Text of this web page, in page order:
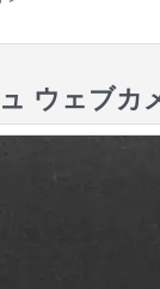
ウェブカ